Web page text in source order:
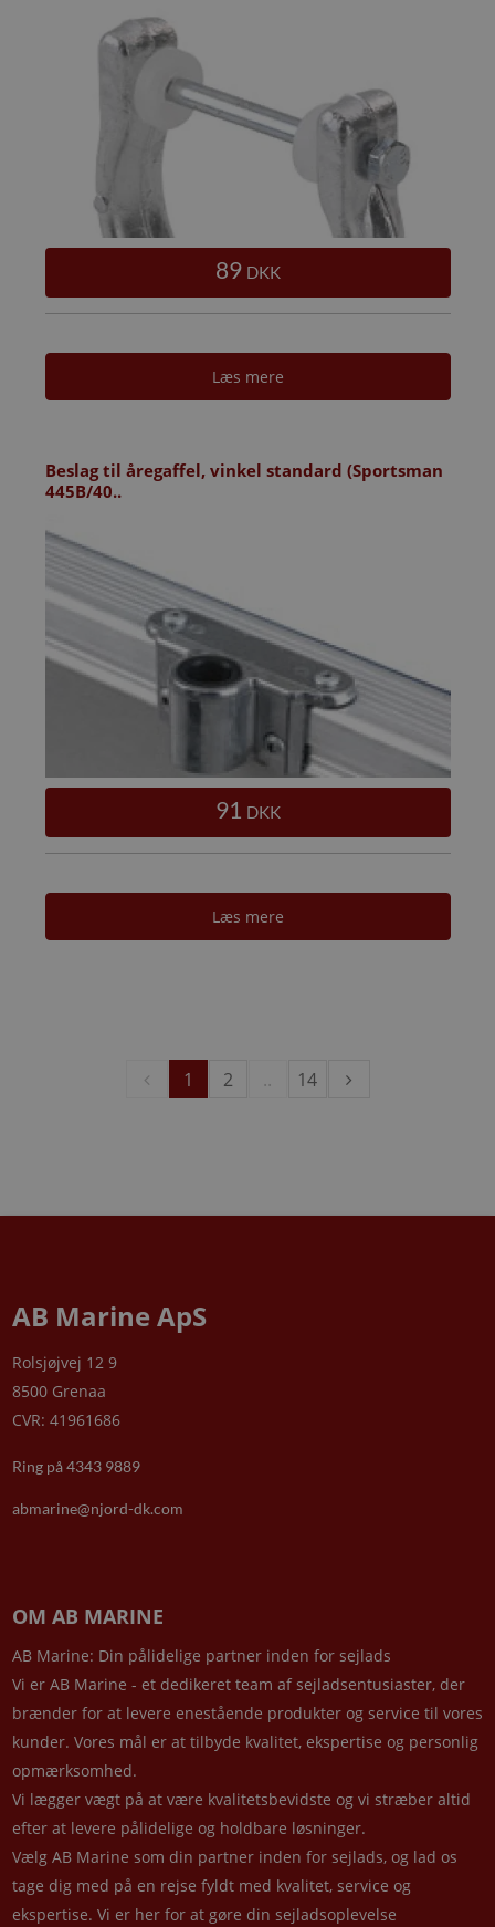
89 DKK
Læs mere
Beslag til åregaffel, vinkel standard (Sportsman
445B/40..
91 DKK
Læs mere
1 2 .. 14
AB Marine ApS
Rolsjøjvej 12 9
8500 Grenaa
CVR: 41961686
Ring på 4343 9889
abmarine@njord-dk.com
OM AB MARINE
AB Marine: Din pålidelige partner inden for sejlads
Vi er AB Marine - et dedikeret team af sejladsentusiaster, der
brænder for at levere enestående produkter og service til vores
kunder. Vores mål er at tilbyde kvalitet, ekspertise og personlig
opmærksomhed.
Vi lægger vægt på at være kvalitetsbevidste og vi stræber altid
efter at levere pålidelige og holdbare løsninger.
Vælg AB Marine som din partner inden for sejlads, og lad os
tage dig med på en rejse fyldt med kvalitet, service og
ekspertise. Vi er her for at gøre din sejladsoplevelse